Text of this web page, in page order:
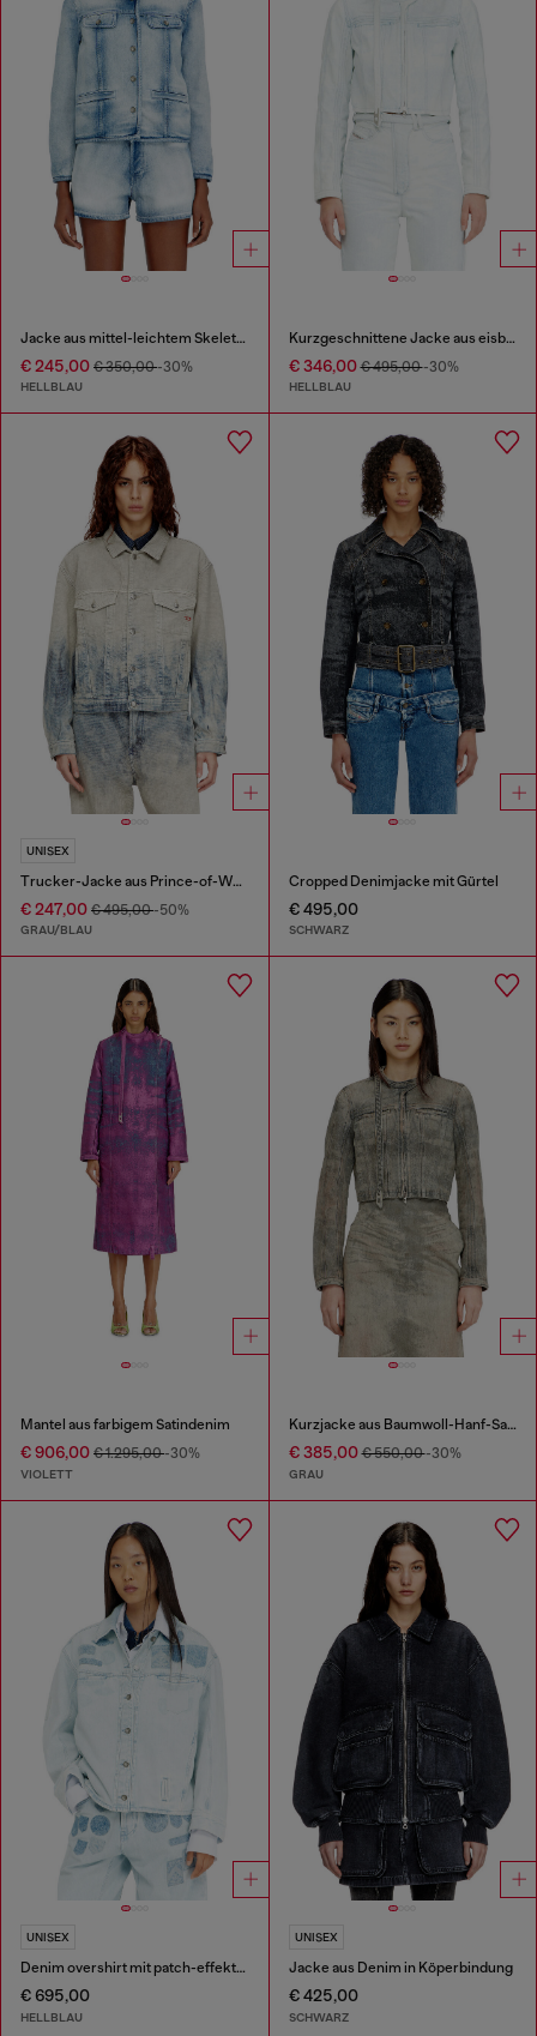
Jacke aus mittel-leichtem Skelett-Denim
€ 245,00 € 350,00-30%
HELLBLAU
Kurzgeschnittene Jacke aus eisblauem Satin-Denim
€ 346,00€ 495,00-30%
HELLBLAU
UNISEX
Trucker-Jacke aus Prince-of-Wales-Jacquard-Denim
€ 247,00 € 495,00-50%
GRAU/BLAU
Cropped Denimjacke mit Gürtel
€ 495,00
SCHWARZ
Mantel aus farbigem Satindenim
€ 906,00 € 1.295,00-30%
VIOLETT
Kurzjacke aus Baumwoll-Hanf-Satin-Denim
€ 385,00€ 550,00-30%
GRAU
UNISEX
Denim overshirt mit patch-effekten
€ 695,00
HELLBLAU
UNISEX
Jacke aus Denim in Köperbindung
€ 425,00
SCHWARZ